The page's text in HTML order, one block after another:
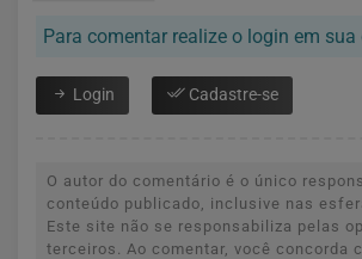
Para comentar realize o login em sua
Login Cadastre-se
O autor do comentário é o único
conteúdo publicado, inclusive nas
Este site não se responsabiliza pelas
terceiros. Ao comentar, você concorda